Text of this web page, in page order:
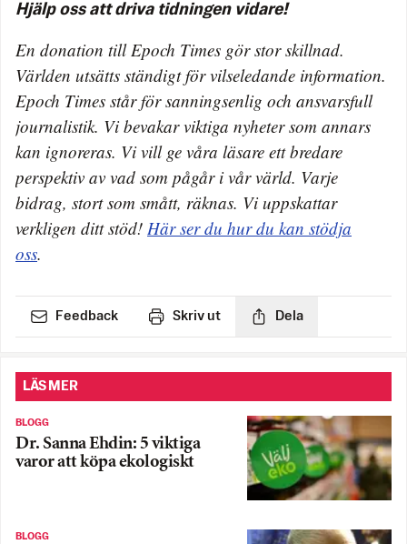
Hjälp oss att driva tidningen vidare!
En donation till Epoch Times gör stor skillnad.
Världen utsätts ständigt för vilseledande information.
Epoch Times står för sanningsenlig och ansvarsfull
journalistik. Vi bevakar viktiga nyheter som annars
kan ignoreras. Vi vill ge våra läsare ett bredare
perspektiv av vad som pågår i vår värld. Varje
bidrag, stort som smått, räknas. Vi uppskattar
verkligen ditt stöd! Här ser du hur du kan stödja
oss.
Feedback Skriv ut Dela
LÄS MER
BLOGG
Dr. Sanna Ehdin: 5 viktiga
varor att köpa ekologiskt
BLOGG